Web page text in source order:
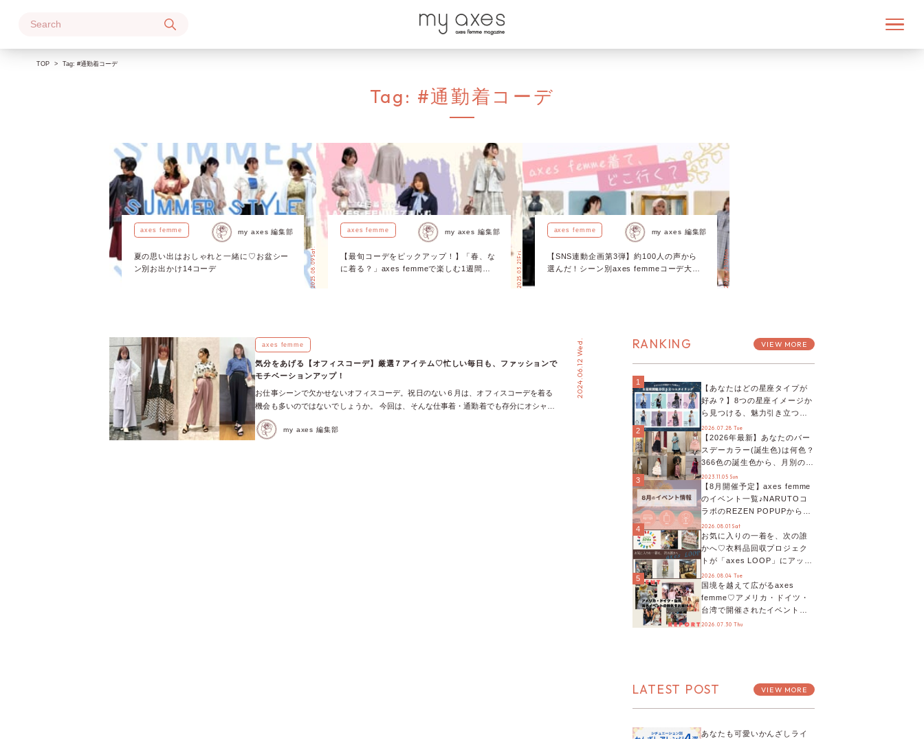
TOP Tag:#通勤着コーデ
Tag: #通勤着コーデ
axes femme
夏の思い出はおしゃれと一緒に♡お盆シー
ン別お出かけ14コーデ
my axes 編集部
2025.08.09 Sat.
axes femme
【最旬コーデをピックアップ！】「春、な
に着る？」axes femmeで楽しむ1週間春
my axes 編集部
2025.03.21 Fri.
axes femme
【SNS連動企画第3弾】約100人の声から
選んだ！シーン別axes femmeコーデ大公
my axes 編集部
2025.03.10 Mon.
axes femme
気分をあげる【オフィスコーデ】厳選７アイテム♡忙しい毎日も、ファッションで
モチベーションアップ！
お仕事シーンで欠かせないオフィスコーデ。祝日のない６月は、オフィスコーデを着る
機会も多いのではないでしょうか。 今回は、そんな仕事着・通勤着でも存分にオシャレ
を楽しめるアイテムを７つピックアップ♪ 忙しい毎日も、ファッションで気分とモチベ
ーションをあげませんか♡ 【トップス】ハイネックブラウス オフィスコーデの定番アイ
my axes 編集部
2024.06.12 Wed. RANKING VIEW MORE
1
【あなたはどの星座タイプが
好み？】8つの星座イメージか
ら見つける、魅力引き立つス
タイリング♡
2026.07.28 Tue
2
【2026年最新】あなたのバー
スデーカラー(誕生色)は何色？
366色の誕生色から、月別の誕
生色、バースデーカラーコー
デまでご紹介♡
2023.11.05 Sun
3
【8月開催予定】axes femme
のイベント一覧♪NARUTOコ
ラボのREZEN POPUPから、
プチYour Stage.、ティーパー
ティまで！8月の特別なイベン
トをチェック◎
2026.08.01 Sat
4
お気に入りの一着を、次の誰
かへ♡衣料品回収プロジェク
トが「axes LOOP」にアップ
デート！活用するとポイント
が手に入る◎
2026.08.04 Tue
5
国境を越えて広がるaxes
femme♡アメリカ・ドイツ・
台湾で開催されたイベントを
お届け！美沙子さんからのコ
2026.07.30 Thu
LATEST POST VIEW MORE
あなたも可愛いかんざしライ